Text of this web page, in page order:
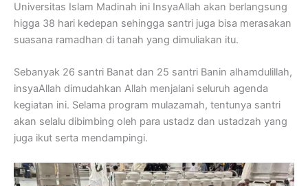
Universitas Islam Madinah ini InsyaAllah akan berlangsung
higga 38 hari kedepan sehingga santri juga bisa merasakan
suasana ramadhan di tanah yang dimuliakan itu.
Sebanyak 26 santri Banat dan 25 santri Banin alhamdulillah,
insyaAllah dimudahkan Allah menjalani seluruh agenda
kegiatan ini. Selama program mulazamah, tentunya santri
akan selalu dibimbing oleh para ustadz dan ustadzah yang
juga ikut serta mendampingi.